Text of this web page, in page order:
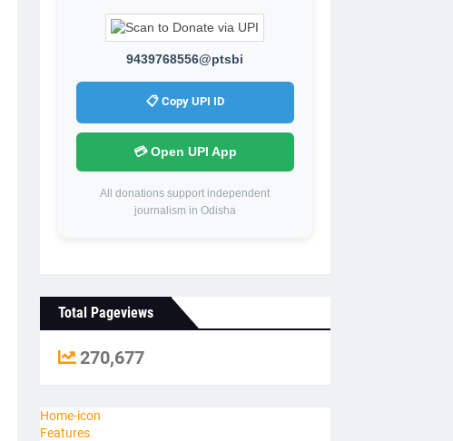
9439768556@ptsbi
📋 Copy UPI ID
💳 Open UPI App
All donations support independent
journalism in Odisha
Total Pageviews
270,677
Home-icon
Features